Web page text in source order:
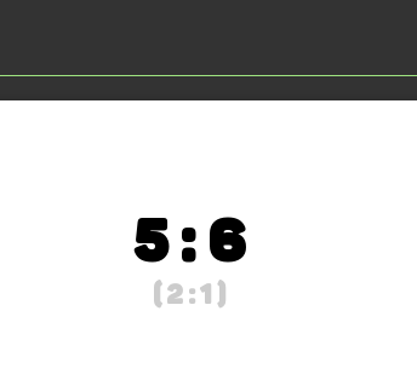
5 : 6
( 2 : 1 )